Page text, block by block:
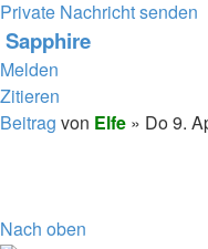
Private Nachricht senden
Sapphire
Melden
Zitieren
Beitrag von Elfe » Do 9.
Nach oben